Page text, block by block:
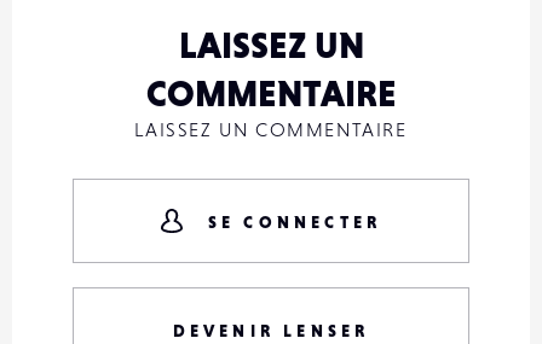
LAISSEZ UN
COMMENTAIRE
LAISSEZ UN COMMENTAIRE
SE CONNECTER
DEVENIR LENSER